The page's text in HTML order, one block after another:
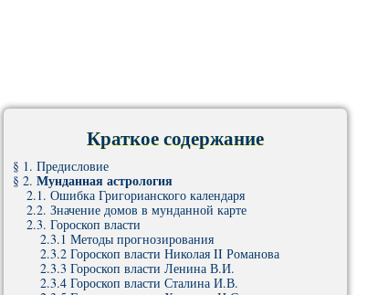
Краткое содержание
§ 1. Предисловие
§ 2. Мунданная астрология
2.1. Ошибка Григорианского календаря
2.2. Значение домов в мунданной карте
2.3. Гороскоп власти
2.3.1 Методы прогнозирования
2.3.2 Гороскоп власти Николая II Романова
2.3.3 Гороскоп власти Ленина В.И.
2.3.4 Гороскоп власти Сталина И.В.